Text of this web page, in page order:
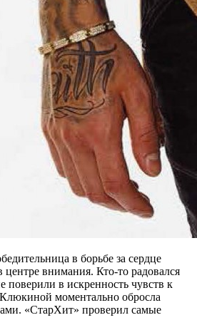
в борьбе за сердце
центре внимания. Кто-то радовался
поверили в искренность чувств к
моментально обросла
«СтарХит» проверил самые